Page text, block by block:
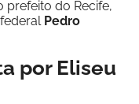
prefeito do Recife,
Pedro
por Eliseu